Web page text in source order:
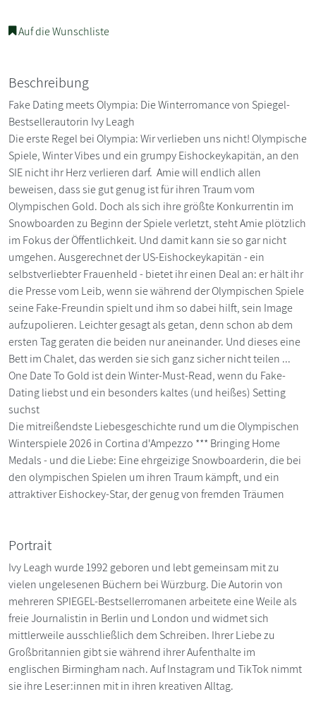
Auf die Wunschliste
Beschreibung
Fake Dating meets Olympia: Die Winterromance von Spiegel-
Bestsellerautorin Ivy Leagh
Die erste Regel bei Olympia: Wir verlieben uns nicht! Olympische
Spiele, Winter Vibes und ein grumpy Eishockeykapitän, an den
SIE nicht ihr Herz verlieren darf. Amie will endlich allen
beweisen, dass sie gut genug ist für ihren Traum vom
Olympischen Gold. Doch als sich ihre größte Konkurrentin im
Snowboarden zu Beginn der Spiele verletzt, steht Amie plötzlich
im Fokus der Öffentlichkeit. Und damit kann sie so gar nicht
umgehen. Ausgerechnet der US-Eishockeykapitän - ein
selbstverliebter Frauenheld - bietet ihr einen Deal an: er hält ihr
die Presse vom Leib, wenn sie während der Olympischen Spiele
seine Fake-Freundin spielt und ihm so dabei hilft, sein Image
aufzupolieren. Leichter gesagt als getan, denn schon ab dem
ersten Tag geraten die beiden nur aneinander. Und dieses eine
Bett im Chalet, das werden sie sich ganz sicher nicht teilen ...
One Date To Gold ist dein Winter-Must-Read, wenn du Fake-
Dating liebst und ein besonders kaltes (und heißes) Setting
suchst
Die mitreißendste Liebesgeschichte rund um die Olympischen
Winterspiele 2026 in Cortina d'Ampezzo *** Bringing Home
Medals - und die Liebe: Eine ehrgeizige Snowboarderin, die bei
den olympischen Spielen um ihren Traum kämpft, und ein
attraktiver Eishockey-Star, der genug von fremden Träumen
Portrait
Ivy Leagh wurde 1992 geboren und lebt gemeinsam mit zu
vielen ungelesenen Büchern bei Würzburg. Die Autorin von
mehreren SPIEGEL-Bestsellerromanen arbeitete eine Weile als
freie Journalistin in Berlin und London und widmet sich
mittlerweile ausschließlich dem Schreiben. Ihrer Liebe zu
Großbritannien gibt sie während ihrer Aufenthalte im
englischen Birmingham nach. Auf Instagram und TikTok nimmt
sie ihre Leser:innen mit in ihren kreativen Alltag.